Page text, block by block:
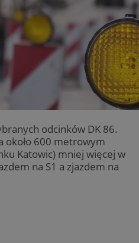
odcinków DK 86.
około 600 metrowym
Katowic) mniej więcej w
na S1 a zjazdem na